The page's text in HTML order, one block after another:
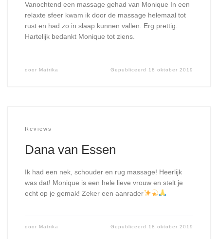
Vanochtend een massage gehad van Monique In een
relaxte sfeer kwam ik door de massage helemaal tot
rust en had zo in slaap kunnen vallen. Erg prettig.
Hartelijk bedankt Monique tot ziens.
door Matrika Gepubliceerd 18 oktober 2019
Reviews
Dana van Essen
Ik had een nek, schouder en rug massage! Heerlijk
was dat! Monique is een hele lieve vrouw en stelt je
echt op je gemak! Zeker een aanrader
door Matrika Gepubliceerd 18 oktober 2019